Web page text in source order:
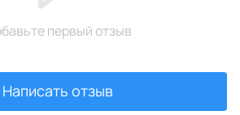
первый отзыв
Написать отзыв